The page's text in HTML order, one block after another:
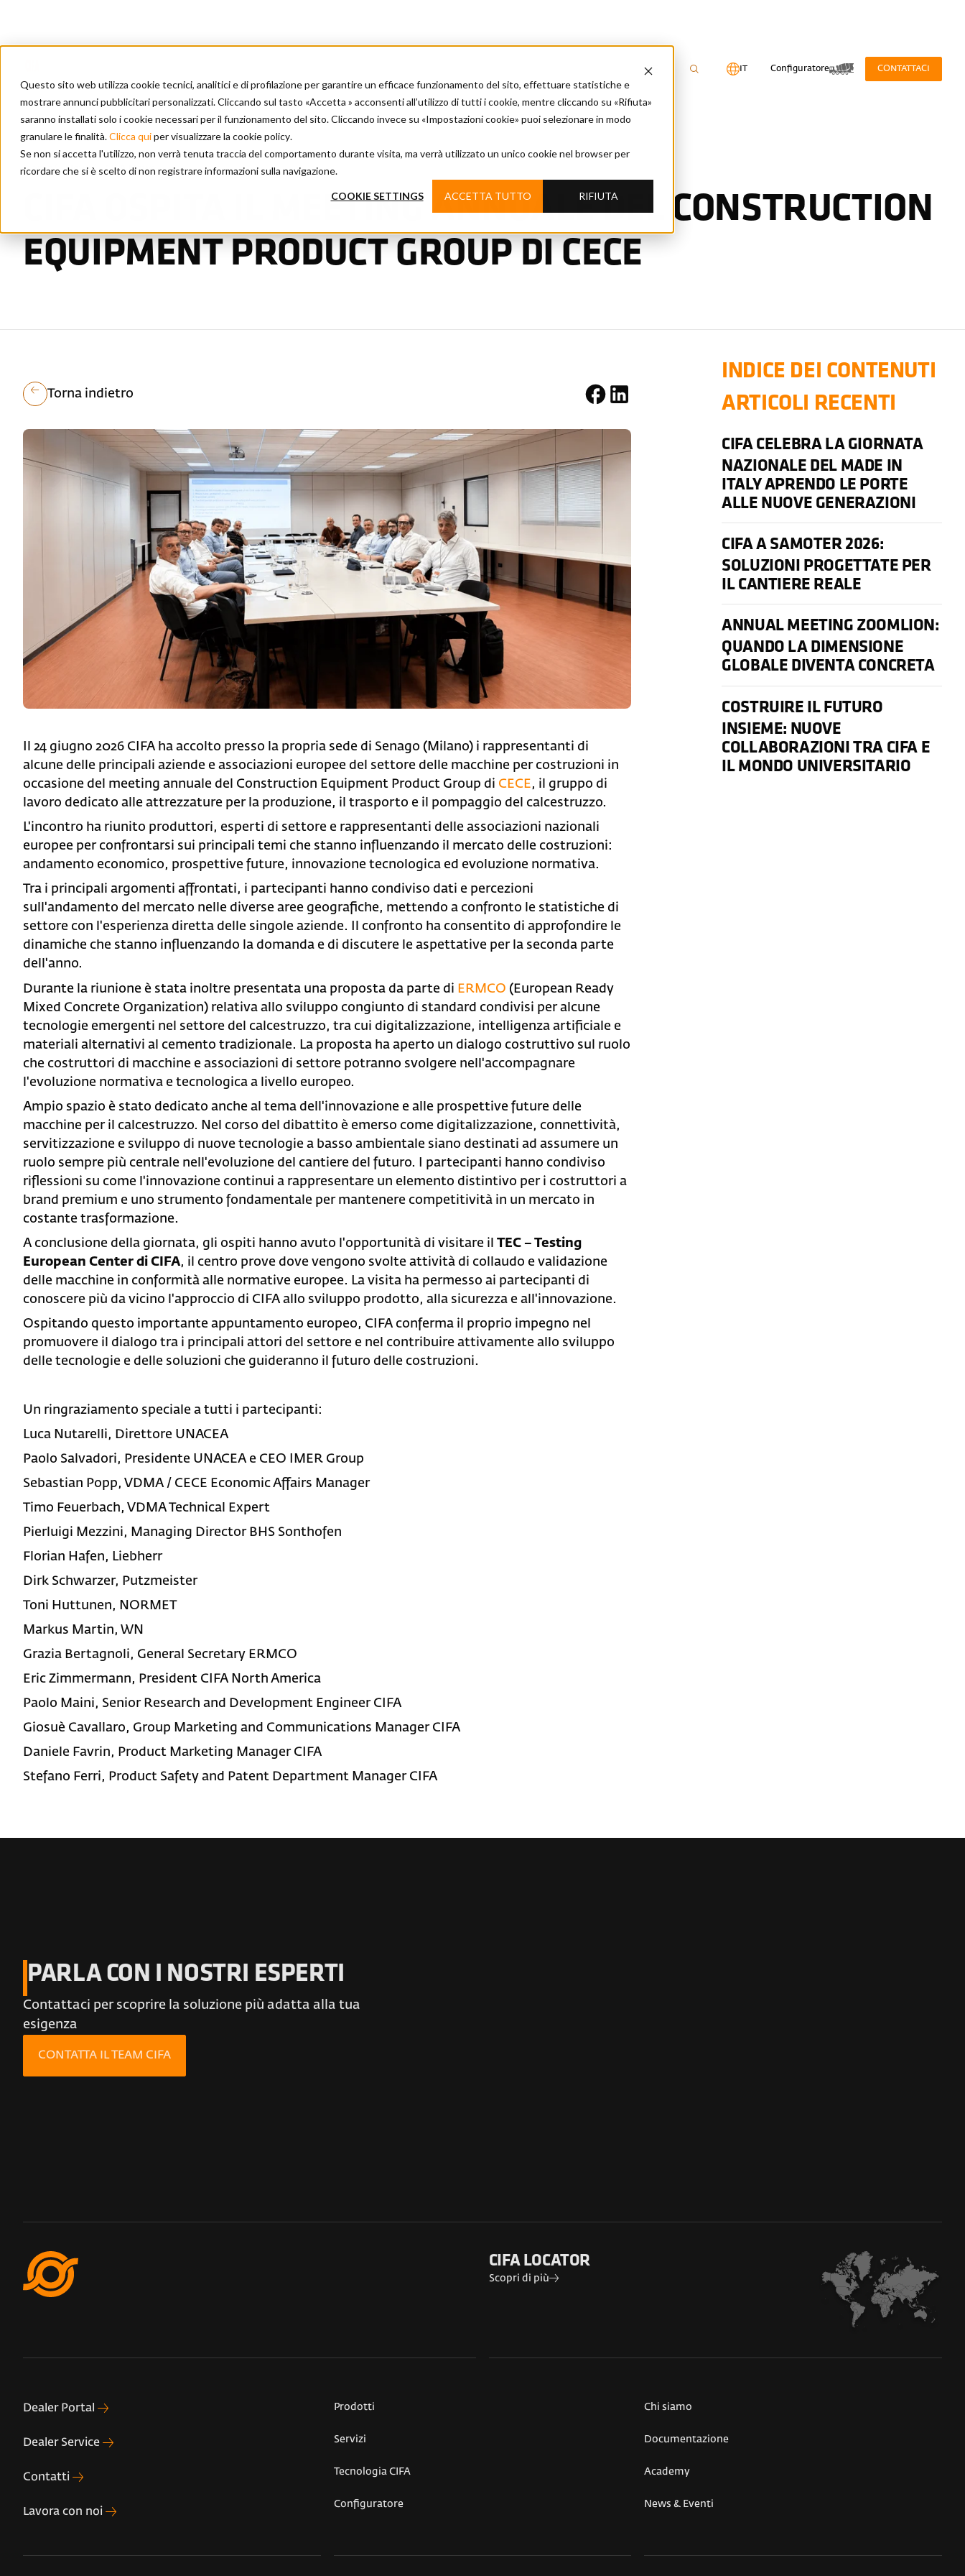
Questo sito web utilizza cookie tecnici, analitici e di profilazione per garantire un efficace funzionamento del sito, effettuare statistiche e
mostrare annunci pubblicitari personalizzati. Cliccando sul tasto «Accetta » acconsenti all’utilizzo di tutti i cookie, mentre cliccando su «Rifiuta»
saranno installati solo i cookie necessari per il funzionamento del sito. Cliccando invece su «Impostazioni cookie» puoi selezionare in modo
granulare le finalità.Clicca quiper visualizzare la cookie policy.
Se non si accetta l'utilizzo, non verrà tenuta traccia del comportamento durante visita, ma verrà utilizzato un unico cookie nel browser per
ricordare che si è scelto di non registrare informazioni sulla navigazione.
COOKIE SETTINGS ACCETTA TUTTO RIFIUTA
IT Configuratore CONTATTACI
Home/ News/ CIFA News
CIFA OSPITA IL MEETING ANNUALE DEL CONSTRUCTION
EQUIPMENT PRODUCT GROUP DI CECE
Torna indietro
Il 24 giugno 2026 CIFA ha accolto presso la propria sede di Senago (Milano) i rappresentanti di
alcune delle principali aziende e associazioni europee del settore delle macchine per costruzioni in
occasione del meeting annuale del Construction Equipment Product Group di CECE, il gruppo di
lavoro dedicato alle attrezzature per la produzione, il trasporto e il pompaggio del calcestruzzo.
L'incontro ha riunito produttori, esperti di settore e rappresentanti delle associazioni nazionali
europee per confrontarsi sui principali temi che stanno influenzando il mercato delle costruzioni:
andamento economico, prospettive future, innovazione tecnologica ed evoluzione normativa.
Tra i principali argomenti affrontati, i partecipanti hanno condiviso dati e percezioni
sull'andamento del mercato nelle diverse aree geografiche, mettendo a confronto le statistiche di
settore con l'esperienza diretta delle singole aziende. Il confronto ha consentito di approfondire le
dinamiche che stanno influenzando la domanda e di discutere le aspettative per la seconda parte
dell'anno.
Durante la riunione è stata inoltre presentata una proposta da parte di ERMCO (European Ready
Mixed Concrete Organization) relativa allo sviluppo congiunto di standard condivisi per alcune
tecnologie emergenti nel settore del calcestruzzo, tra cui digitalizzazione, intelligenza artificiale e
materiali alternativi al cemento tradizionale. La proposta ha aperto un dialogo costruttivo sul ruolo
che costruttori di macchine e associazioni di settore potranno svolgere nell'accompagnare
l'evoluzione normativa e tecnologica a livello europeo.
Ampio spazio è stato dedicato anche al tema dell'innovazione e alle prospettive future delle
macchine per il calcestruzzo. Nel corso del dibattito è emerso come digitalizzazione, connettività,
servitizzazione e sviluppo di nuove tecnologie a basso ambientale siano destinati ad assumere un
ruolo sempre più centrale nell'evoluzione del cantiere del futuro. I partecipanti hanno condiviso
riflessioni su come l'innovazione continui a rappresentare un elemento distintivo per i costruttori a
brand premium e uno strumento fondamentale per mantenere competitività in un mercato in
costante trasformazione.
A conclusione della giornata, gli ospiti hanno avuto l'opportunità di visitare ilTEC – Testing
European Center di CIFA, il centro prove dove vengono svolte attività di collaudo e validazione
delle macchine in conformità alle normative europee. La visita ha permesso ai partecipanti di
conoscere più da vicino l'approccio di CIFA allo sviluppo prodotto, alla sicurezza e all'innovazione.
Ospitando questo importante appuntamento europeo, CIFA conferma il proprio impegno nel
promuovere il dialogo tra i principali attori del settore e nel contribuire attivamente allo sviluppo
delle tecnologie e delle soluzioni che guideranno il futuro delle costruzioni.
Un ringraziamento speciale a tutti i partecipanti:
Luca Nutarelli, Direttore UNACEA
Paolo Salvadori, Presidente UNACEA e CEO IMER Group
Sebastian Popp, VDMA / CECE Economic Affairs Manager
Timo Feuerbach, VDMA Technical Expert
Pierluigi Mezzini, Managing Director BHS Sonthofen
Florian Hafen, Liebherr
Dirk Schwarzer, Putzmeister
Toni Huttunen, NORMET
Markus Martin, WN
Grazia Bertagnoli, General Secretary ERMCO
Eric Zimmermann, President CIFA North America
Paolo Maini, Senior Research and Development Engineer CIFA
Giosuè Cavallaro, Group Marketing and Communications Manager CIFA
Daniele Favrin, Product Marketing Manager CIFA
Stefano Ferri, Product Safety and Patent Department Manager CIFA
INDICE DEI CONTENUTI
ARTICOLI RECENTI
CIFA CELEBRA LA GIORNATA
NAZIONALE DEL MADE IN
ITALY APRENDO LE PORTE
ALLE NUOVE GENERAZIONI
CIFA A SAMOTER 2026:
SOLUZIONI PROGETTATE PER
IL CANTIERE REALE
ANNUAL MEETING ZOOMLION:
QUANDO LA DIMENSIONE
GLOBALE DIVENTA CONCRETA
COSTRUIRE IL FUTURO
INSIEME: NUOVE
COLLABORAZIONI TRA CIFA E
IL MONDO UNIVERSITARIO
PARLA CON I NOSTRI ESPERTI
Contattaci per scoprire la soluzione più adatta alla tua
esigenza
CONTATTA IL TEAM CIFA
CIFA LOCATOR
Scopri di più
Dealer Portal
Dealer Service
Contatti
Lavora con noi
Prodotti
Servizi
Tecnologia CIFA
Configuratore
Chi siamo
Documentazione
Academy
News & Eventi